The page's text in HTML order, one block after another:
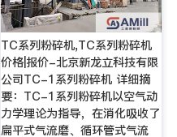
TC系列粉碎机,TC系列粉碎机
价格|报价-北京新龙立科技有限
公司TC-1系列粉碎机 详细摘
要：TC-1系列粉碎机以空气动
力学理论为指导，在消化吸收了
扁平式气流磨、循环管式气流